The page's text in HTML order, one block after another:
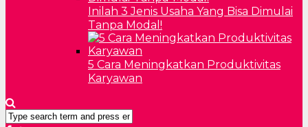
Inilah 3 Jenis Usaha Yang Bisa Dimulai
Tanpa Modal!
5 Cara Meningkatkan Produktivitas
Karyawan